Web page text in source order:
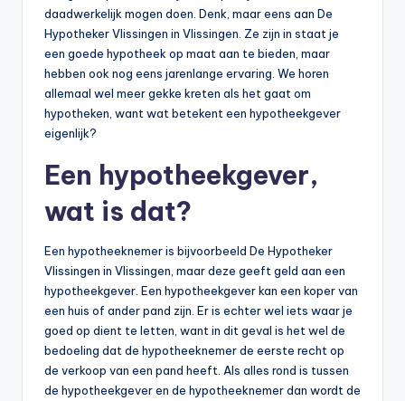
daadwerkelijk mogen doen. Denk, maar eens aan De
Hypotheker Vlissingen in Vlissingen. Ze zijn in staat je
een goede hypotheek op maat aan te bieden, maar
hebben ook nog eens jarenlange ervaring. We horen
allemaal wel meer gekke kreten als het gaat om
hypotheken, want wat betekent een hypotheekgever
eigenlijk?
Een hypotheekgever,
wat is dat?
Een hypotheeknemer is bijvoorbeeld De Hypotheker
Vlissingen in Vlissingen, maar deze geeft geld aan een
hypotheekgever. Een hypotheekgever kan een koper van
een huis of ander pand zijn. Er is echter wel iets waar je
goed op dient te letten, want in dit geval is het wel de
bedoeling dat de hypotheeknemer de eerste recht op
de verkoop van een pand heeft. Als alles rond is tussen
de hypotheekgever en de hypotheeknemer dan wordt de